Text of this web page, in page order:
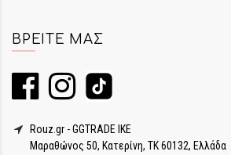
ΒΡΕΊΤΕ ΜΑΣ
Rouz.gr - GGTRADE IKE
Μαραθώνος 50, Κατερίνη, ΤΚ 60132, Ελλάδα